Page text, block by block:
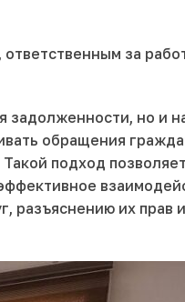
за
но и
обращения
подход
их прав